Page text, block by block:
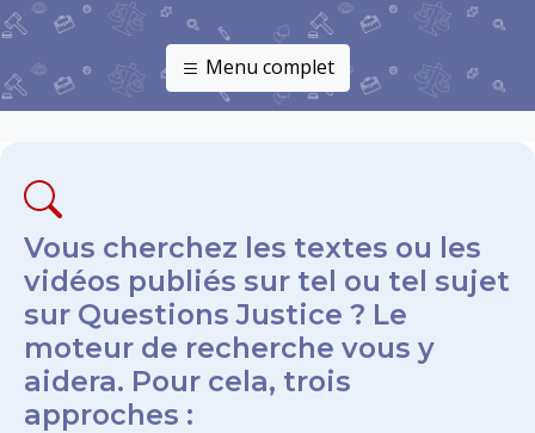
Menu complet
Vous cherchez les textes ou les
vidéos publiés sur tel ou tel sujet
sur Questions Justice ? Le
moteur de recherche vous y
aidera. Pour cela, trois
approches :